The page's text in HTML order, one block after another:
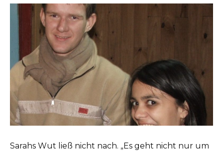
Sarahs Wut ließ nicht nach. „Es geht nicht nur um